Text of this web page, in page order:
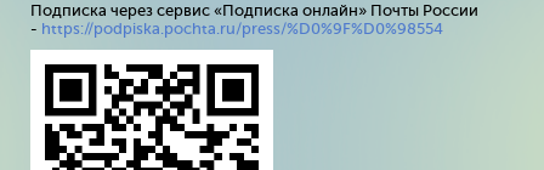
Подписка через сервис «Подписка онлайн» Почты России
- https://podpiska.pochta.ru/press/%D0%9F%D0%98554